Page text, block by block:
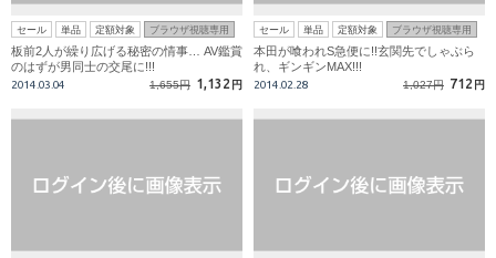
セール 単品 定額対象 ブラウザ視聴専用
板前2人が繰り広げる秘密の情事… AV鑑賞
のはずが男同士の交尾に!!!
2014.03.04 1,655円 1,132 円
セール 単品 定額対象 ブラウザ視聴専用
本田が喰われS急便に!!玄関先でしゃぶら
れ、ギンギンMAX!!!
2014.02.28 1,027円 712 円